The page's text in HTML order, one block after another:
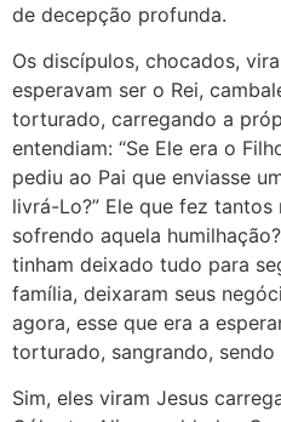
de decepção profunda.
Os discípulos, chocados,
esperavam ser o Rei,
torturado, carregando a
entendiam: “Se Ele era o
pediu ao Pai que enviasse
livrá-Lo?” Ele que fez
sofrendo aquela
tinham deixado tudo para
família, deixaram seus
agora, esse que era a
torturado, sangrando,
Sim, eles viram Jesus